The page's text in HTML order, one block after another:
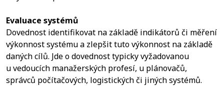
Evaluace systémů
Dovednost identifikovat na základě indikátorů či měření
výkonnost systému a zlepšit tuto výkonnost na základě
daných cílů. Jde o dovednost typicky vyžadovanou
u vedoucích manažerských profesí, u plánovačů,
správců počítačových, logistických či jiných systémů.